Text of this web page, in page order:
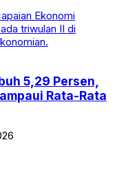
5,29 Persen,
Rata-Rata